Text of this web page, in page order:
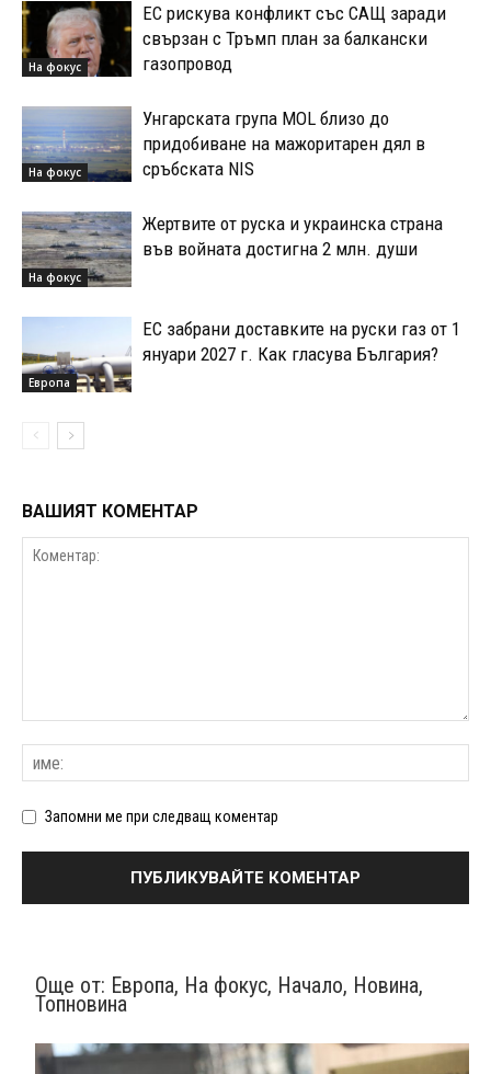
На фокус
ЕС рискува конфликт със САЩ заради
свързан с Тръмп план за балкански
газопровод
На фокус
Унгарската група MOL близо до
придобиване на мажоритарен дял в
сръбската NIS
На фокус
Жертвите от руска и украинска страна
във войната достигна 2 млн. души
Европа
ЕС забрани доставките на руски газ от 1
януари 2027 г. Как гласува България?
ВАШИЯТ КОМЕНТАР
Запомни ме при следващ коментар
Още от: Европа, На фокус, Начало, Новина,
Топновина